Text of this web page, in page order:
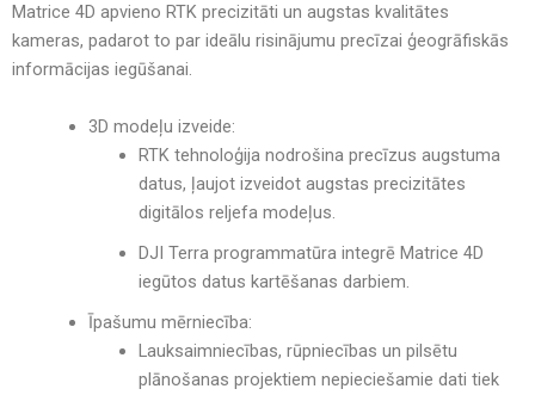
Matrice 4D apvieno RTK precizitāti un augstas kvalitātes
kameras, padarot to par ideālu risinājumu precīzai ģeogrāfiskās
informācijas iegūšanai.
3D modeļu izveide:
RTK tehnoloģija nodrošina precīzus augstuma
datus, ļaujot izveidot augstas precizitātes
digitālos reljefa modeļus.
DJI Terra programmatūra integrē Matrice 4D
iegūtos datus kartēšanas darbiem.
Īpašumu mērniecība:
Lauksaimniecības, rūpniecības un pilsētu
plānošanas projektiem nepieciešamie dati tiek